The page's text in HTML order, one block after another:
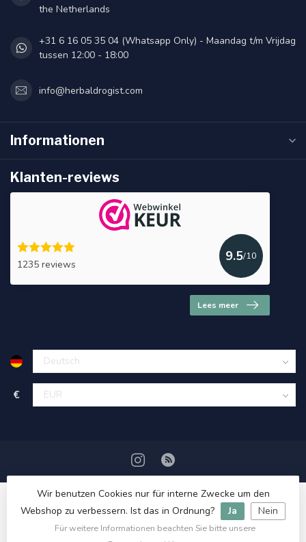
the Netherlands
+31 6 16 05 35 04 (Whatsapp Only) - Maandag t/m Vrijdag
tussen 12:00 - 18:00
info@herbaldrogist.com
Informationen
Klanten-reviews
1235 reviews
9.5/10
Lees meer
€
Wir benutzen Cookies nur für interne Zwecke um den
Webshop zu verbessern. Ist das in Ordnung?
Ja Nein
Für weitere Informationen beachten Sie bitte unsere